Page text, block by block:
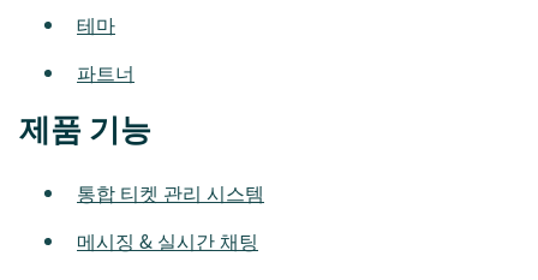
테마
파트너
제품 기능
통합 티켓 관리 시스템
메시징 & 실시간 채팅